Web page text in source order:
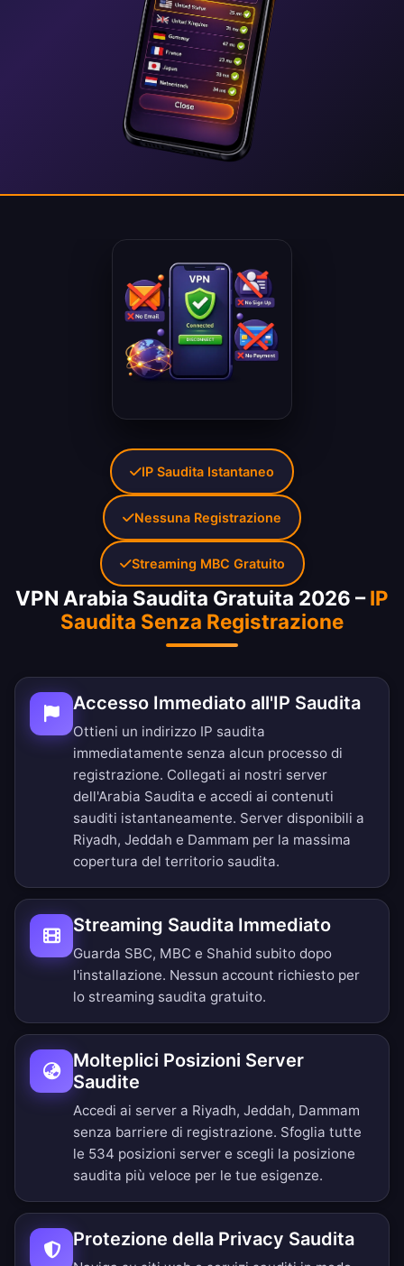
VPN Arabia Saudita Gratuita 2026 –IP
Saudita Senza Registrazione
Accesso Immediato all'IP Saudita
Ottieni un indirizzo IP saudita
immediatamente senza alcun processo di
registrazione. Collegati ai nostri server
dell'Arabia Saudita e accedi ai contenuti
sauditi istantaneamente. Server disponibili a
Riyadh, Jeddah e Dammam per la massima
copertura del territorio saudita.
Streaming Saudita Immediato
Guarda SBC, MBC e Shahid subito dopo
l'installazione. Nessun account richiesto per
lo streaming saudita gratuito.
Molteplici Posizioni Server
Saudite
Accedi ai server a Riyadh, Jeddah, Dammam
senza barriere di registrazione. Sfoglia tutte
le 534 posizioni server e scegli la posizione
saudita più veloce per le tue esigenze.
Protezione della Privacy Saudita
IP Saudita Istantaneo
Nessuna Registrazione
Streaming MBC Gratuito